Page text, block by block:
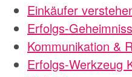
Einkäufer
Erfolgs-
Kommunikation &
Erfolgs-Werkzeug